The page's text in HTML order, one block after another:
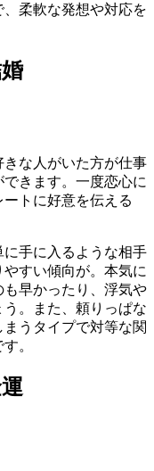
柔軟な発想や対応を
な人がいた方が仕事
きます。一度恋心に
トに好意を伝える
手に入るような相手
すい傾向が。本気に
早かったり、浮気や
。また、頼りっぱな
うタイプで対等な関
。